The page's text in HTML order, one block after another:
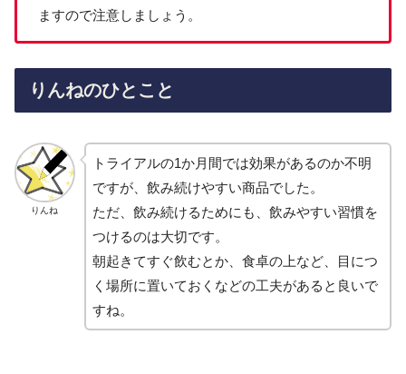
ますので注意しましょう。
りんねのひとこと
りんね
トライアルの1か月間では効果があるのか不明
ですが、飲み続けやすい商品でした。
ただ、飲み続けるためにも、飲みやすい習慣を
つけるのは大切です。
朝起きてすぐ飲むとか、食卓の上など、目につ
く場所に置いておくなどの工夫があると良いで
すね。